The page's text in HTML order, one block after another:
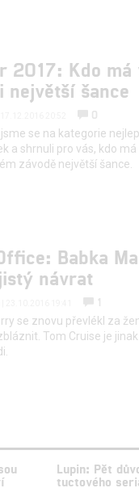
2017: Kdo má
největší šance
0
jsme se na kategorie
a shrnuli pro vás, kdo
závodě největší šance.
Babka
návrat
1
se znovu převlékl za
Tom Cruise je
Lupin: Pět
tuctového